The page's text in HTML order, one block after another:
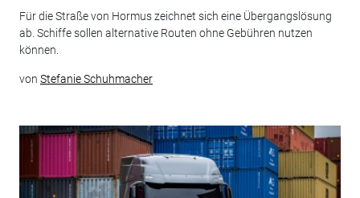
Für die Straße von Hormus zeichnet sich eine Übergangslösung
ab. Schiffe sollen alternative Routen ohne Gebühren nutzen
können.
von Stefanie Schuhmacher